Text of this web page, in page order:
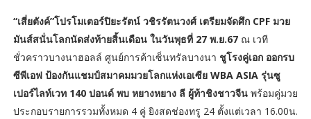
“เสี่ยตังค์”โปรโมเตอร์ปิยะรัตน์ วชิรรัตนวงศ์ เตรียมจัดศึก CPF มวย
มันส์สนั่นโลกนัดส่งท้ายสิ้นเดือน ในวันพุธที่ 27 พ.ย.67ณ เวที
ชั่วคราวบางนาฮอลล์ ศูนย์การค้าเซ็นทรัลบางนา ชูโรงคู่เอก ออกรบ
ซีพีเอฟ ป้องกันแชมป์สมาคมมวยโลกแห่งเอเซีย WBA ASIA รุ่นซู
เปอร์ไลท์เวท 140 ปอนด์ พบ หยางหยาง ลี ผู้ท้าชิงชาวจีนพร้อมคู่มวย
ประกอบรายการรวมทั้งหมด 4 คู่ ยิงสดช่องทรู 24 ตั้งแต่เวลา 16.00น.